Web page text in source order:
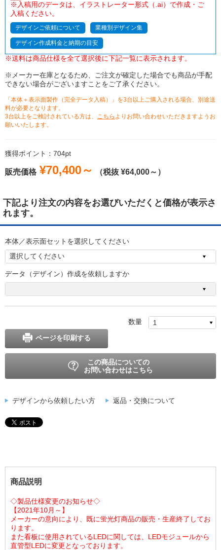
※入稿用のデータは、イラストレーター形式（.ai）で作成・ご
入稿ください。
デザインご依頼について 業種別デザイン集
デザイン作成料金と納期の目安
※送料は商品仕様を全て選択後に下記一覧に表示されます。
※メーカー在庫となるため、ご注文が確定した場合でも商品が手配
できない場合がございますことをご了承ください。
「本体＋表示面製作（完全データ入稿）」を3台以上ご購入される場合、別途送
料が必要となります。
3台以上をご検討されている方は、 こちら よりお問い合わせいただきますようお
願いいたします。
獲得ポイント：704pt
販売価格 ¥70,400～ （税抜 ¥64,000～）
下記より注文の内容をお選びいただくと価格が表示さ
れます。
本体／表示面セットを選択してください
データ（デザイン）作成を依頼しますか
数量
ページを印刷する
この商品についての
お問い合わせはこちら
デザインから依頼したい方 返品・交換について
商品説明
◇製品仕様変更のお知らせ◇
【2021年10月～】
メーカーの意向により、既に蛍光灯商品の販売・生産終了してお
ります。
また看板に使用されているLEDに関しては、LEDモジュールから
直管型LEDに変更となっております。